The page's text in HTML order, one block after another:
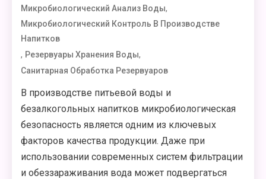
Микробиологический Анализ Воды,
Микробиологический Контроль В Производстве
Напитков
, Резервуары Хранения Воды,
Санитарная Обработка Резервуаров
В производстве питьевой воды и
безалкогольных напитков микробиологическая
безопасность является одним из ключевых
факторов качества продукции. Даже при
использовании современных систем фильтрации
и обеззараживания вода может подвергаться